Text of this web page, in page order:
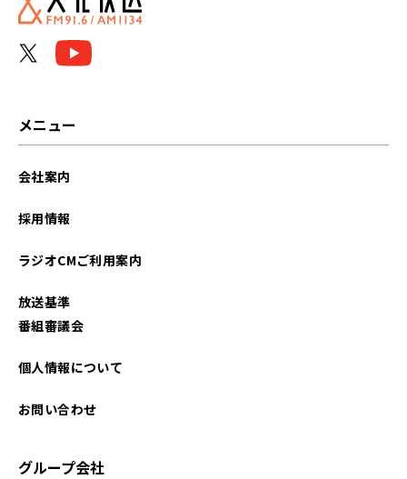
2024年03月
メニュー
会社案内
採用情報
ラジオCMご利用案内
放送基準
番組審議会
個人情報について
お問い合わせ
グループ会社